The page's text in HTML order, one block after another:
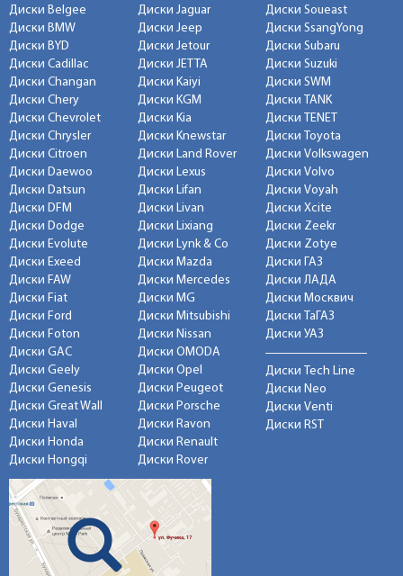
Диски Belgee
Диски BMW
Диски BYD
Диски Cadillac
Диски Changan
Диски Chery
Диски Chevrolet
Диски Chrysler
Диски Citroen
Диски Daewoo
Диски Datsun
Диски DFM
Диски Dodge
Диски Evolute
Диски Exeed
Диски FAW
Диски Fiat
Диски Ford
Диски Foton
Диски GAC
Диски Geely
Диски Genesis
Диски Great Wall
Диски Haval
Диски Honda
Диски Hongqi
Диски Jaguar
Диски Jeep
Диски Jetour
Диски JETTA
Диски Kaiyi
Диски KGM
Диски Kia
Диски Knewstar
Диски Land Rover
Диски Lexus
Диски Lifan
Диски Livan
Диски Lixiang
Диски Lynk & Co
Диски Mazda
Диски Mercedes
Диски MG
Диски Mitsubishi
Диски Nissan
Диски OMODA
Диски Opel
Диски Peugeot
Диски Porsche
Диски Ravon
Диски Renault
Диски Rover
Диски Soueast
Диски SsangYong
Диски Subaru
Диски Suzuki
Диски SWM
Диски TANK
Диски TENET
Диски Toyota
Диски Volkswagen
Диски Volvo
Диски Voyah
Диски Xcite
Диски Zeekr
Диски Zotye
Диски ГАЗ
Диски ЛАДА
Диски Москвич
Диски ТаГАЗ
Диски УАЗ
Диски Tech Line
Диски Neo
Диски Venti
Диски RST